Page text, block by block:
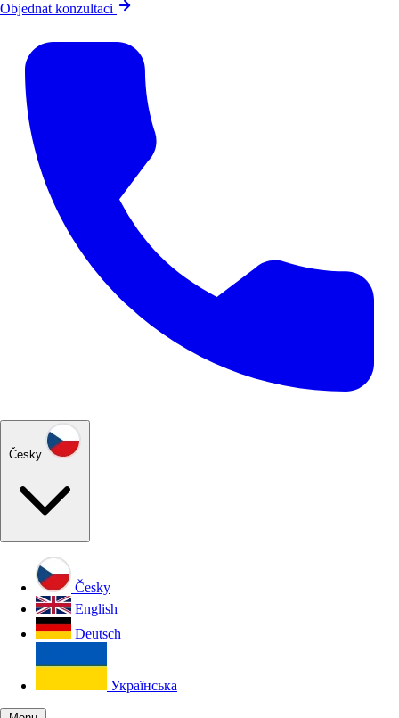
Objednat konzultaci
Česky
Česky
English
Deutsch
Українська